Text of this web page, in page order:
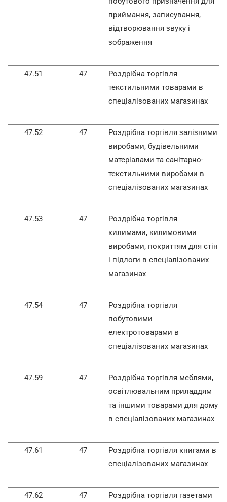
приймання, записування,
відтворювання звуку і
зображення
47.51 47
Роздрібна торгівля
текстильними товарами в
спеціалізованих магазинах
47.52 47
Роздрібна торгівля залізними
виробами, будівельними
матеріалами та санітарно-
текстильними виробами в
спеціалізованих магазинах
47.53 47
Роздрібна торгівля
килимами, килимовими
виробами, покриттям для стін
і підлоги в спеціалізованих
магазинах
47.54 47
Роздрібна торгівля
побутовими
електротоварами в
спеціалізованих магазинах
47.59 47
Роздрібна торгівля меблями,
освітлювальним приладдям
та іншими товарами для дому
в спеціалізованих магазинах
47.61 47
Роздрібна торгівля книгами в
спеціалізованих магазинах
47.62 47
Роздрібна торгівля газетами